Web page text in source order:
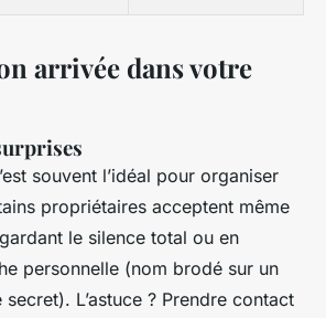
arrivée dans votre
souvent l’idéal pour organiser
propriétaires acceptent même
le silence total ou en
personnelle (nom brodé sur un
L’astuce ? Prendre contact